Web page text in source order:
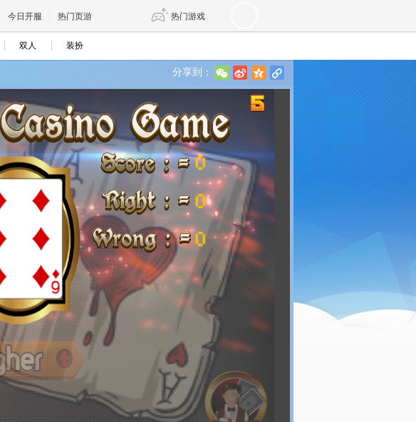
今日开服 热门页游 热门游戏
天堂 剑网3旗舰版 新天龙八部
王权与自由 诛仙世界 新仙侠5
双人 装扮
分享到： w t z l